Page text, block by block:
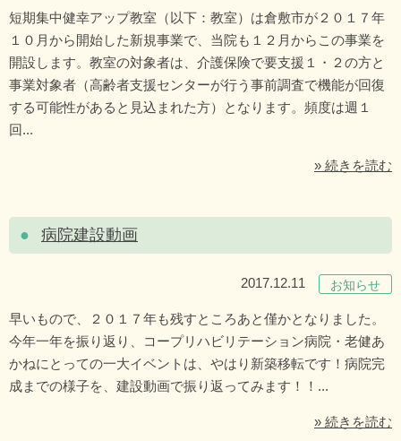
短期集中健幸アップ教室（以下：教室）は倉敷市が２０１７年
１０月から開始した新規事業で、当院も１２月からこの事業を
開設します。教室の対象者は、介護保険で要支援１・２の方と
事業対象者（高齢者支援センターが行う事前調査で機能が回復
する可能性があると見込まれた方）となります。頻度は週１
回...
» 続きを読む
病院建設動画
2017.12.11 お知らせ
早いもので、２０１７年も残すところあと僅かとなりました。
今年一年を振り返り、コープリハビリテーション病院・老健あ
かねにとっての一大イベントは、やはり新築移転です！病院完
成までの様子を、建設動画で振り返ってみます！！...
» 続きを読む